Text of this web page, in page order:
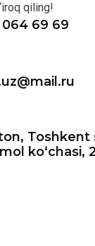
qiling!
69 69
Toshkent
ko‘chasi,